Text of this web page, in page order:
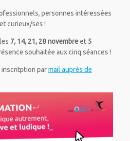
personnes intéressées
curieux/ses !
7, 14, 21, 28 novembreet 5
souhaitée aux cinq séances !
parmail auprès de